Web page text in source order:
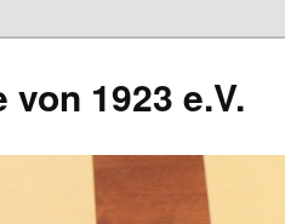
1923 e.V.